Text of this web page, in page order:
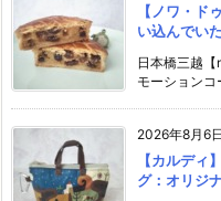
【ノワ・ド
い込んでい
日本橋三越
モーションコ
2026年8月6日
【カルディ
グ：オリジ